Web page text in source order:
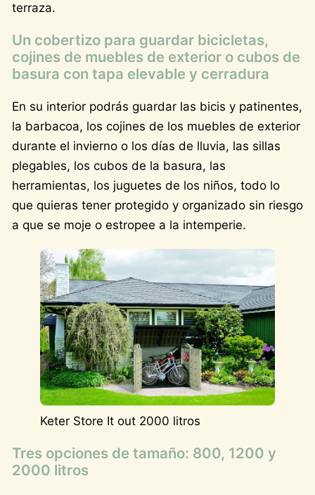
terraza.
Un cobertizo para guardar bicicletas,
cojines de muebles de exterior o cubos de
basura con tapa elevable y cerradura
En su interior podrás guardar las bicis y patinentes,
la barbacoa, los cojines de los muebles de exterior
durante el invierno o los días de lluvia, las sillas
plegables, los cubos de la basura, las
herramientas, los juguetes de los niños, todo lo
que quieras tener protegido y organizado sin riesgo
a que se moje o estropee a la intemperie.
Keter Store It out 2000 litros
Tres opciones de tamaño: 800, 1200 y
2000 litros